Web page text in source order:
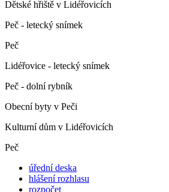
Dětské hřiště v Lidéřovicích
Peč - letecký snímek
Peč
Lidéřovice - letecký snímek
Peč - dolní rybník
Obecní byty v Peči
Kulturní dům v Lidéřovicích
Peč
úřední deska
hlášení rozhlasu
rozpočet